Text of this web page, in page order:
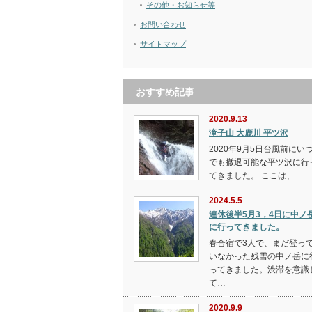
その他・お知らせ等
お問い合わせ
サイトマップ
おすすめ記事
2020.9.13
滝子山 大鹿川 平ツ沢
2020年9月5日台風前にいつ
でも撤退可能な平ツ沢に行
てきました。 ここは、…
2024.5.5
連休後半5月3，4日に中ノ
に行ってきました。
春合宿で3人で、まだ登っ
いなかった残雪の中ノ岳に
ってきました。渋滞を意識
て…
2020.9.9